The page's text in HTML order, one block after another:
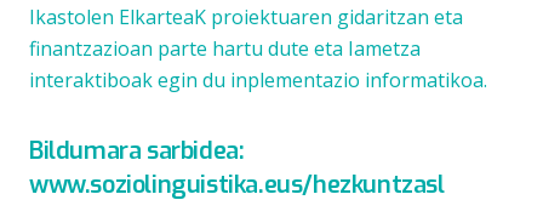
Ikastolen ElkarteaK proiektuaren gidaritzan eta
finantzazioan parte hartu dute eta Iametza
interaktiboak egin du inplementazio informatikoa.
Bildumara sarbidea:
www.soziolinguistika.eus/hezkuntzasl